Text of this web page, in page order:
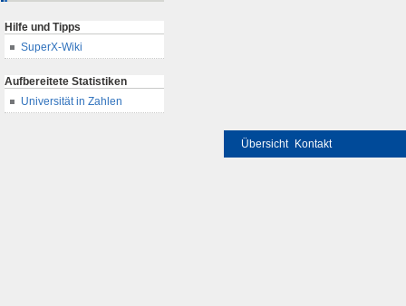
Hilfe und Tipps
SuperX-Wiki
Aufbereitete Statistiken
Universität in Zahlen
Übersicht Kontakt